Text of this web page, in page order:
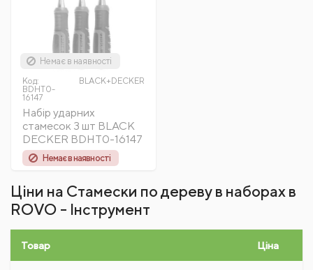
Немає в наявності
Код:
BDHT0-
16147
BLACK+DECKER
Набір ударних
стамесок 3 шт BLACK
DECKER BDHT0-16147
Немає в наявності
Ціни на Стамески по дереву в наборах в
ROVO - Інструмент
Товар Ціна